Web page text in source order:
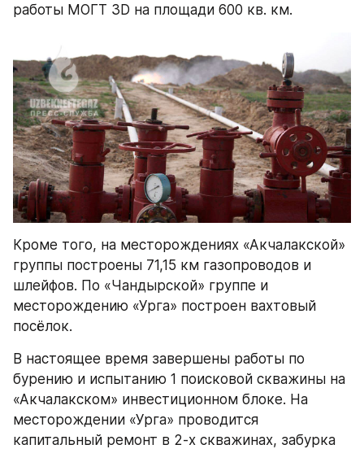
работы МОГТ 3D на площади 600 кв. км.
Кроме того, на месторождениях «Акчалакской»
группы построены 71,15 км газопроводов и
шлейфов. По «Чандырской» группе и
месторождению «Урга» построен вахтовый
посёлок.
В настоящее время завершены работы по
бурению и испытанию 1 поисковой скважины на
«Акчалакском» инвестиционном блоке. На
месторождении «Урга» проводится
капитальный ремонт в 2-х скважинах, забурка